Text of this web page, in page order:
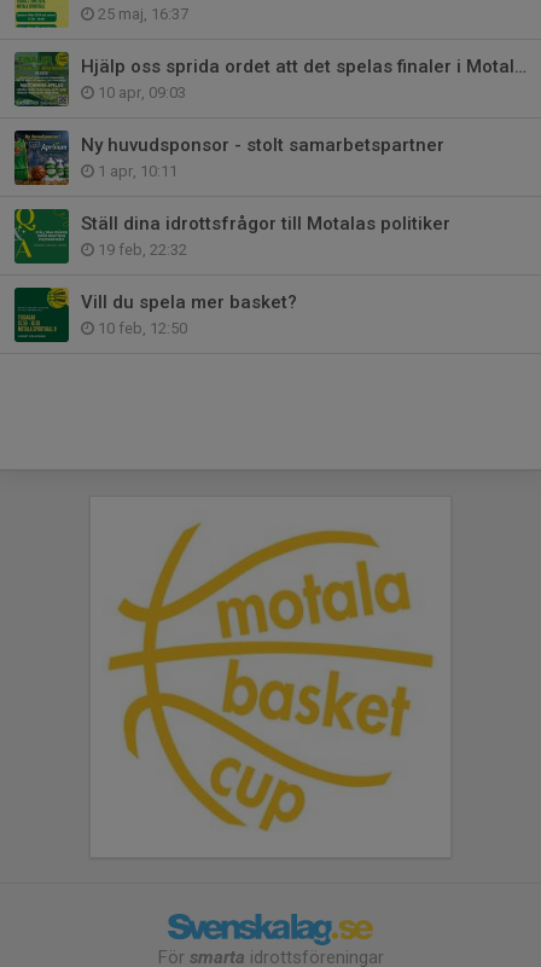
25 maj, 16:37
Hjälp oss sprida ordet att det spelas finaler i Motala sporthall!
10 apr, 09:03
Ny huvudsponsor - stolt samarbetspartner
1 apr, 10:11
Ställ dina idrottsfrågor till Motalas politiker
19 feb, 22:32
Vill du spela mer basket?
10 feb, 12:50
För smarta idrottsföreningar